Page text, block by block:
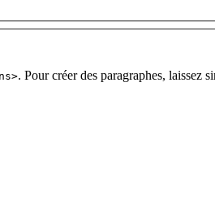
. Pour créer des paragraphes, laissez